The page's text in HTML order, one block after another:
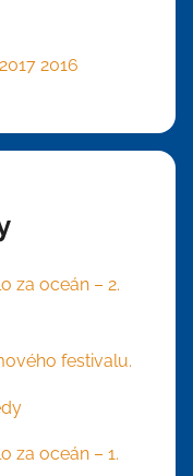
2017 2016
za oceán – 2.
festivalu.
za oceán – 1.